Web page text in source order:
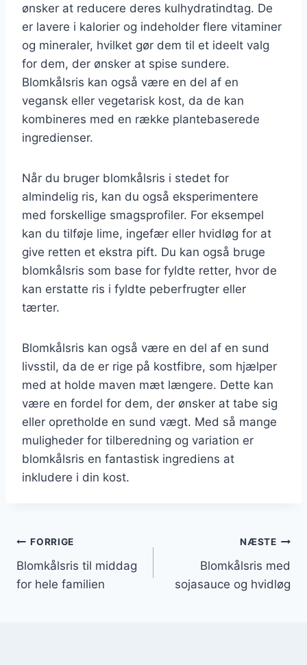
ønsker at reducere deres kulhydratindtag. De
er lavere i kalorier og indeholder flere vitaminer
og mineraler, hvilket gør dem til et ideelt valg
for dem, der ønsker at spise sundere.
Blomkålsris kan også være en del af en
vegansk eller vegetarisk kost, da de kan
kombineres med en række plantebaserede
ingredienser.
Når du bruger blomkålsris i stedet for
almindelig ris, kan du også eksperimentere
med forskellige smagsprofiler. For eksempel
kan du tilføje lime, ingefær eller hvidløg for at
give retten et ekstra pift. Du kan også bruge
blomkålsris som base for fyldte retter, hvor de
kan erstatte ris i fyldte peberfrugter eller
tærter.
Blomkålsris kan også være en del af en sund
livsstil, da de er rige på kostfibre, som hjælper
med at holde maven mæt længere. Dette kan
være en fordel for dem, der ønsker at tabe sig
eller opretholde en sund vægt. Med så mange
muligheder for tilberedning og variation er
blomkålsris en fantastisk ingrediens at
inkludere i din kost.
Indlægsnavigation
FORRIGE
Blomkålsris til middag
for hele familien
NÆSTE
Blomkålsris med
sojasauce og hvidløg